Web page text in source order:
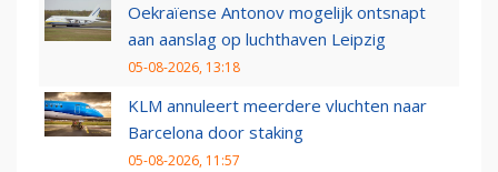
Oekraïense Antonov mogelijk ontsnapt
aan aanslag op luchthaven Leipzig
05-08-2026, 13:18
KLM annuleert meerdere vluchten naar
Barcelona door staking
05-08-2026, 11:57